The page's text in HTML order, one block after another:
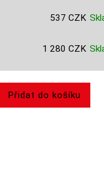
537 CZK
1 280 CZK